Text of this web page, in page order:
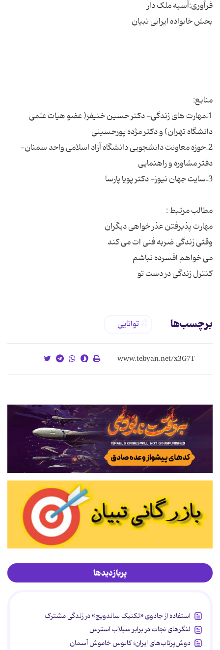
1.مهارت های زندگی- دکتر حسین خنیفر( عضو هیات علمی
2.حوزه معاونت دانشجویی دانشگاه آزاد اسلامی واحد سمنان-
کنترل زندگی در دست تو
برچسب‌ها توانایی
پربازدیدها
استفاده از جادوی «تکنیک ساندویچ» در زندگی مشترک
لنگرهای نجات در برابر سیلاب استرس
دوش‌پرتاب‌های ایران؛ کابوس خاموش آسمان